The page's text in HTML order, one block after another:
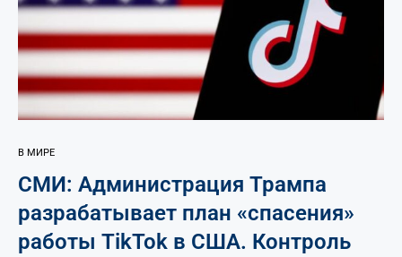
В МИРЕ
СМИ: Администрация Трампа
разрабатывает план «спасения»
работы TikTok в США. Контроль